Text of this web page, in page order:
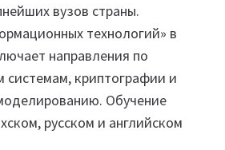
вузов страны.
технологий» в
направления по
криптографии и
Обучение
русском и английском